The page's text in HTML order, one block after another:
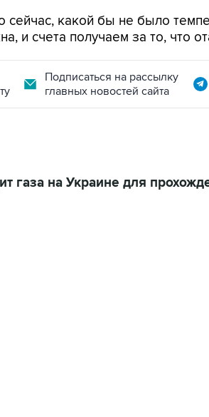
сейчас, какой бы не было
и счета получаем за то, что
Подписаться на рассылку
главных новостей сайта
газа на Украине для